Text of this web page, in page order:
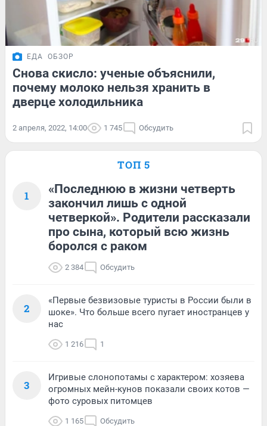
ЕДА ОБЗОР
Снова скисло: ученые объяснили,
почему молоко нельзя хранить в
дверце холодильника
2 апреля, 2022, 14:00 1 745 Обсудить
ТОП 5
1
«Последнюю в жизни четверть
закончил лишь с одной
четверкой». Родители рассказали
про сына, который всю жизнь
боролся с раком
2 384 Обсудить
2
«Первые безвизовые туристы в России были в
шоке». Что больше всего пугает иностранцев у
нас
1 216 1
3
Игривые слонопотамы с характером: хозяева
огромных мейн-кунов показали своих котов —
фото суровых питомцев
1 165 Обсудить